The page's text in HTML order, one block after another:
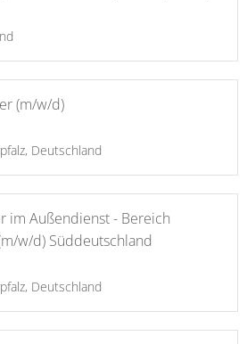
(m/w/d)
Deutschland
im Außendienst - Bereich
w/d) Süddeutschland
Deutschland